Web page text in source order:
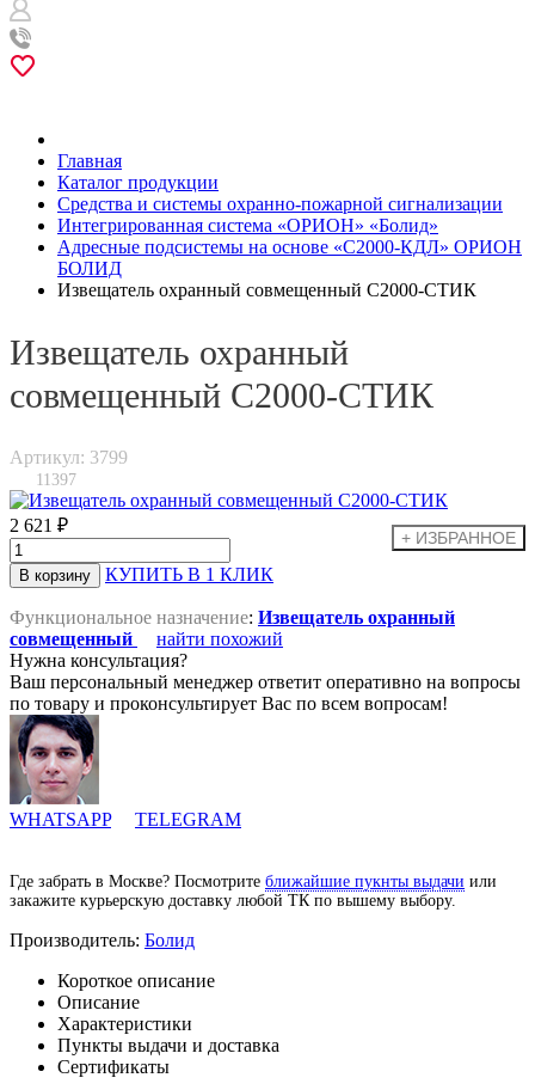
Главная
Каталог продукции
Средства и системы охранно-пожарной сигнализации
Интегрированная система «ОРИОН» «Болид»
Адресные подсистемы на основе «С2000-КДЛ» ОРИОН
БОЛИД
Извещатель охранный совмещенный С2000-СТИК
Извещатель охранный
совмещенный С2000-СТИК
Артикул: 3799
11397
2 621 ₽
КУПИТЬ В 1 КЛИК
Функциональное назначение: Извещатель охранный
совмещенный
найти похожий
Нужна консультация?
Ваш персональный менеджер ответит оперативно на вопросы
по товару и проконсультирует Вас по всем вопросам!
WHATSAPP TELEGRAM
Где забрать в Москве? Посмотрите ближайшие пукнты выдачи или
закажите курьерскую доставку любой ТК по вышему выбору.
Производитель: Болид
Короткое описание
Описание
Характеристики
Пункты выдачи и доставка
Сертификаты